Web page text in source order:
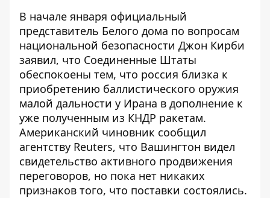
В начале января официальный
представитель Белого дома по вопросам
национальной безопасности Джон Кирби
заявил, что Соединенные Штаты
обеспокоены тем, что россия близка к
приобретению баллистического оружия
малой дальности у Ирана в дополнение к
уже полученным из КНДР ракетам.
Американский чиновник сообщил
агентству Reuters, что Вашингтон видел
свидетельство активного продвижения
переговоров, но пока нет никаких
признаков того, что поставки состоялись.